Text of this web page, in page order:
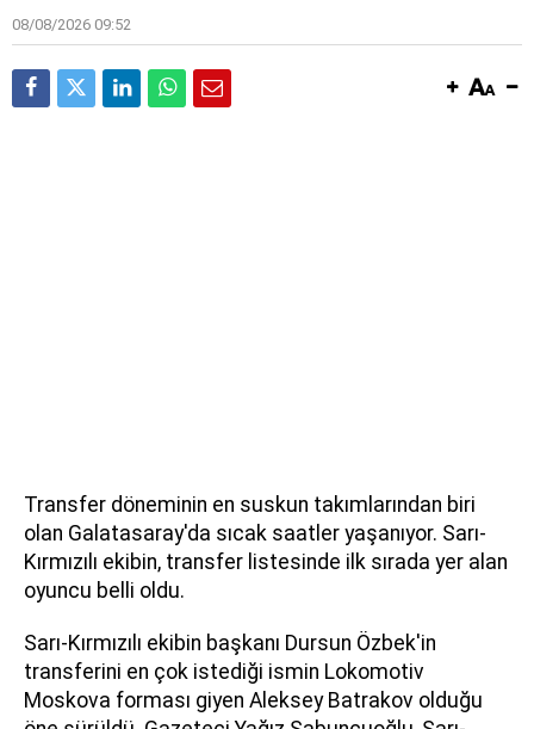
08/08/2026 09:52
Transfer döneminin en suskun takımlarından biri
olan Galatasaray'da sıcak saatler yaşanıyor. Sarı-
Kırmızılı ekibin, transfer listesinde ilk sırada yer alan
oyuncu belli oldu.
Sarı-Kırmızılı ekibin başkanı Dursun Özbek'in
transferini en çok istediği ismin Lokomotiv
Moskova forması giyen Aleksey Batrakov olduğu